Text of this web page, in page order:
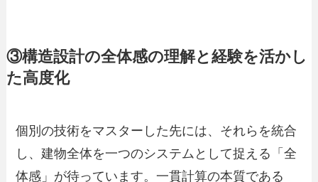
③構造設計の全体感の理解と経験を活かし
た高度化
個別の技術をマスターした先には、それらを統合
し、建物全体を一つのシステムとして捉える「全
体感」が待っています。一貫計算の本質である